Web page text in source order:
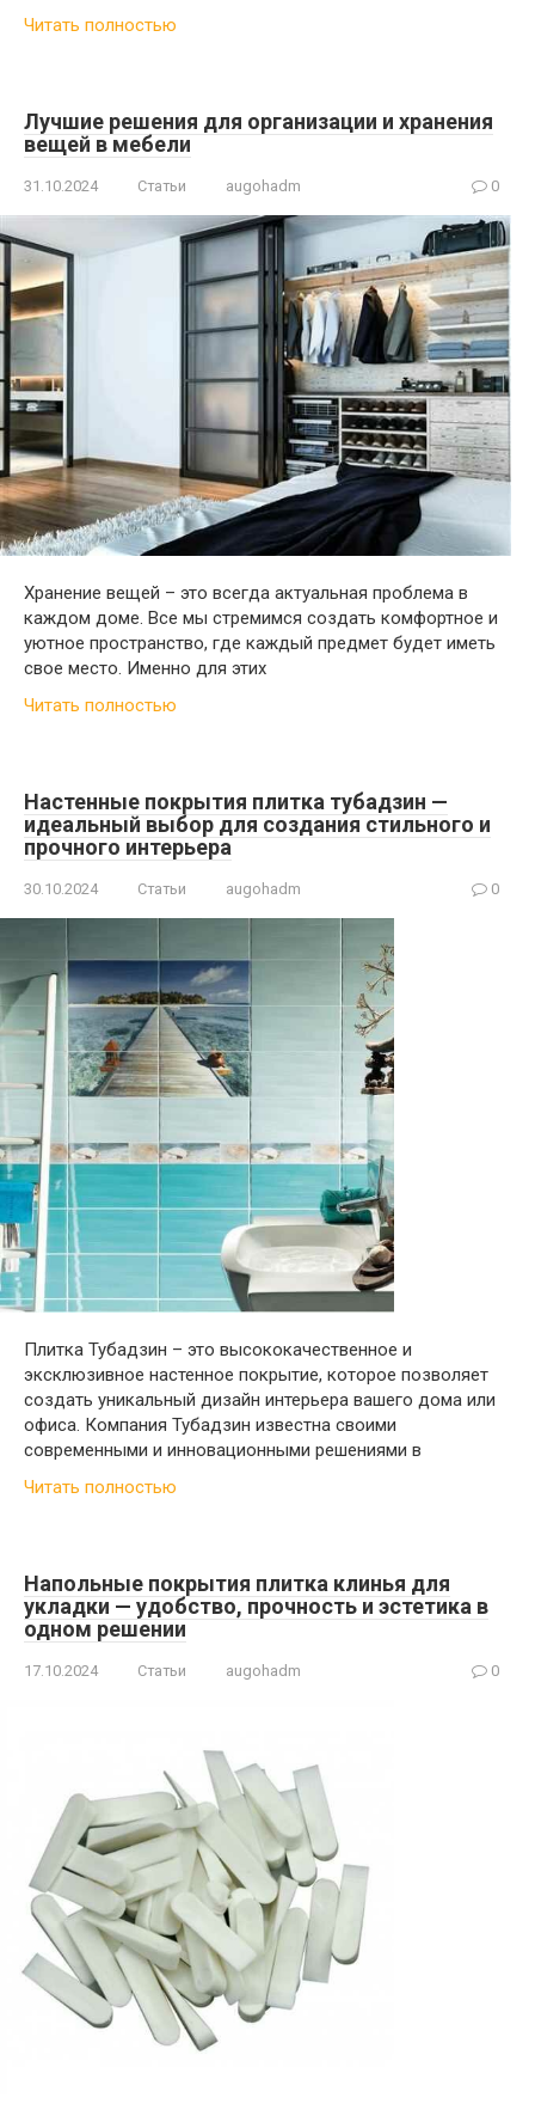
Читать полностью
Лучшие решения для организации и хранения
вещей в мебели
31.10.2024 Статьи augohadm 0
Хранение вещей – это всегда актуальная проблема в
каждом доме. Все мы стремимся создать комфортное и
уютное пространство, где каждый предмет будет иметь
свое место. Именно для этих
Читать полностью
Настенные покрытия плитка тубадзин —
идеальный выбор для создания стильного и
прочного интерьера
30.10.2024 Статьи augohadm 0
Плитка Тубадзин – это высококачественное и
эксклюзивное настенное покрытие, которое позволяет
создать уникальный дизайн интерьера вашего дома или
офиса. Компания Тубадзин известна своими
современными и инновационными решениями в
Читать полностью
Напольные покрытия плитка клинья для
укладки — удобство, прочность и эстетика в
одном решении
17.10.2024 Статьи augohadm 0